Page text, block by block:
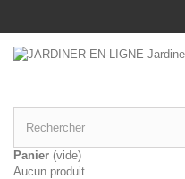
Panier (vide)
Aucun produit